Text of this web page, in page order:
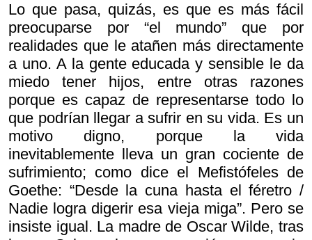
Lo que pasa, quizás, es que es más fácil
preocuparse por “el mundo” que por
realidades que le atañen más directamente
a uno. A la gente educada y sensible le da
miedo tener hijos, entre otras razones
porque es capaz de representarse todo lo
que podrían llegar a sufrir en su vida. Es un
motivo digno, porque la vida
inevitablemente lleva un gran cociente de
sufrimiento; como dice el Mefistófeles de
Goethe: “Desde la cuna hasta el féretro /
Nadie logra digerir esa vieja miga”. Pero se
insiste igual. La madre de Oscar Wilde, tras